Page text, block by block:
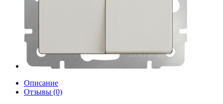
Описание
Отзывы (0)